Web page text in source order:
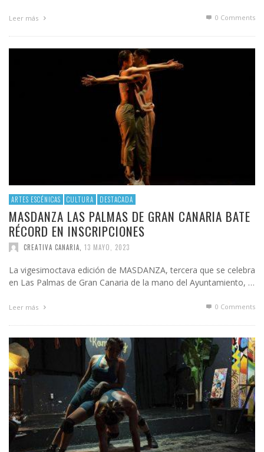
Leer más 0 Comments
ARTES ESCÉNICAS CULTURA DESTACADA
MASDANZA LAS PALMAS DE GRAN CANARIA BATE
RÉCORD EN INSCRIPCIONES
CREATIVA CANARIA 13 MAYO, 2023
La vigesimoctava edición de MASDANZA, tercera que se celebra
en Las Palmas de Gran Canaria de la mano del Ayuntamiento, …
Leer más 0 Comments